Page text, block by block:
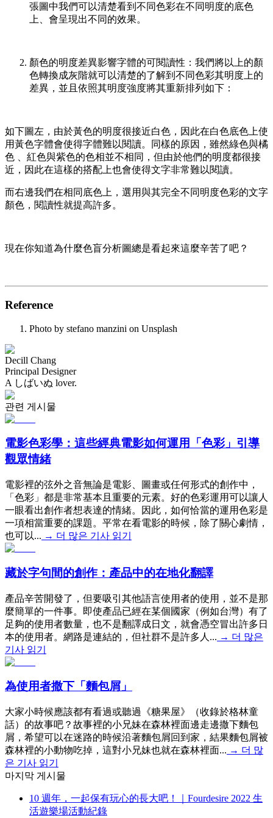
張圖中我們可以清楚看到不同色彩在不同明度的底色
上、會呈現出不同的效果。
顏色的明度差異影響字體的可閱讀性：我們將以上的顏
色轉換成灰階就可以清楚的了解到不同色彩其明度上的
差異，並且依照其明度強度將其重新排列如下：
如下圖左，由於黃色的明度很接近白色，因此在白色底色上使
用黃色字體會使得字體難以閱讀。同樣的原因，雖然綠色與橘
色 、紅色與紫色的色相並不相同，但由於他們的明度都很接
近，因此在這樣的搭配上也會使得文字非常難以閱讀。
而右邊我們在相同底色上，選用與其完全不同明度色彩的文字
顏色，閱讀性就提高許多。
現在你知道為什麼色盲分析圖總是看起來這麼辛苦了吧？
Reference
Photo by stefano manzini on Unsplash
Decill Chang
Principal Designer
A しばいぬ lover.
관련 게시물
電影色彩學：這些經典電影如何運用「色彩」引導
觀眾情緒
電影裡的弦外之音無論是電影、圖畫或任何形式的創作中，
「色彩」都是非常基本且重要的元素。好的色彩運用可以讓人
一眼看出創作者想表達的情緒。因此，如何恰當的運用色彩是
一項相當重要的課題。平常在看電影的時候，除了關心劇情，
也可以... → 더 많은 기사 읽기
藏於字句間的創作：產品中的在地化翻譯
產品辛苦開發了，但要吸引其他語言使用者的使用，並不是那
麼簡單的一件事。即使產品已經在某個國家（例如台灣）有了
足夠的使用者數量，也不是翻譯成日文，就會憑空冒出許多日
本的使用者。網路是連結的，但社群不是許多人... → 더 많은
기사 읽기
為使用者撒下「麵包屑」
大家小時候應該都有看過或聽過《糖果屋》（收錄於格林童
話）的故事吧？故事裡的小兄妹在森林裡面邊走邊撒下麵包
屑，希望可以在迷路的時候沿著麵包屑回到家，結果麵包屑被
森林裡的小動物吃掉，這對小兄妹也就在森林裡面... → 더 많
은 기사 읽기
마지막 게시물
10 週年，一起保有玩心的長大吧！｜Fourdesire 2022 生
活遊樂場活動紀錄